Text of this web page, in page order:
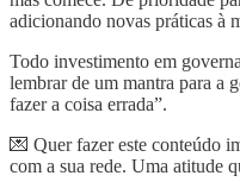
adicionando novas práticas à
Todo investimento em
lembrar de um mantra para a
fazer a coisa errada”.
💌 Quer fazer este conteúdo
com a sua rede. Uma atitude